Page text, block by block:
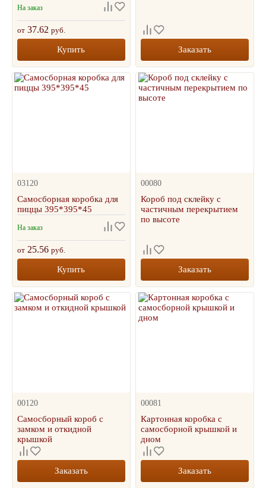
На заказ
от 37.62 руб.
Купить Заказать
03120
Самосборная коробка для
пиццы 395*395*45
На заказ
от 25.56 руб.
Купить
00080
Короб под склейку с
частичным перекрытием
по высоте
Заказать
00120
Самосборный короб с
замком и откидной
крышкой
Заказать
00081
Картонная коробка с
самосборной крышкой и
дном
Заказать